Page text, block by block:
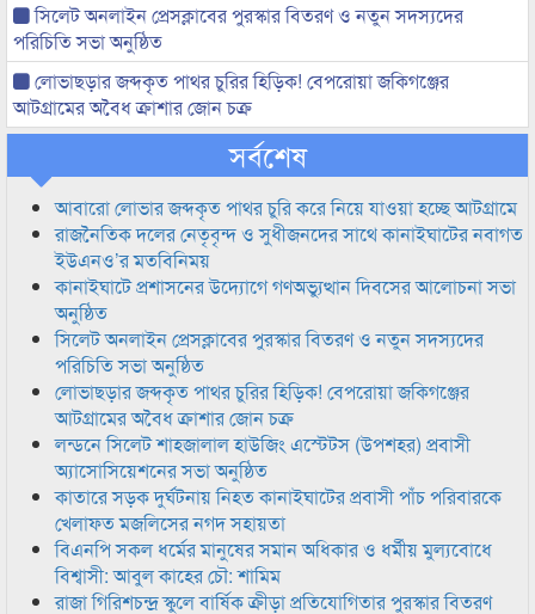
সিলেট অনলাইন প্রেসক্লাবের পুরস্কার বিতরণ ও নতুন সদস্যদের
পরিচিতি সভা অনুষ্ঠিত
লোভাছড়ার জব্দকৃত পাথর চুরির হিড়িক! বেপরোয়া জকিগঞ্জের
আটগ্রামের অবৈধ ক্রাশার জোন চক্র
সর্বশেষ
আবারো লোভার জব্দকৃত পাথর চুরি করে নিয়ে যাওয়া হচ্ছে আটগ্রামে
রাজনৈতিক দলের নেতৃবৃন্দ ও সুধীজনদের সাথে কানাইঘাটের নবাগত
ইউএনও’র মতবিনিময়
কানাইঘাটে প্রশাসনের উদ্যোগে গণঅভ্যুত্থান দিবসের আলোচনা সভা
অনুষ্ঠিত
সিলেট অনলাইন প্রেসক্লাবের পুরস্কার বিতরণ ও নতুন সদস্যদের
পরিচিতি সভা অনুষ্ঠিত
লোভাছড়ার জব্দকৃত পাথর চুরির হিড়িক! বেপরোয়া জকিগঞ্জের
আটগ্রামের অবৈধ ক্রাশার জোন চক্র
লন্ডনে সিলেট শাহজালাল হাউজিং এস্টেটস (উপশহর) প্রবাসী
অ্যাসোসিয়েশনের সভা অনুষ্ঠিত
কাতারে সড়ক দুর্ঘটনায় নিহত কানাইঘাটের প্রবাসী পাঁচ পরিবারকে
খেলাফত মজলিসের নগদ সহায়তা
বিএনপি সকল ধর্মের মানুষের সমান অধিকার ও ধর্মীয় মুল্যবোধে
বিশ্বাসী: আবুল কাহের চৌ: শামিম
রাজা গিরিশচন্দ্র স্কুলে বার্ষিক ক্রীড়া প্রতিযোগিতার পুরস্কার বিতরণ